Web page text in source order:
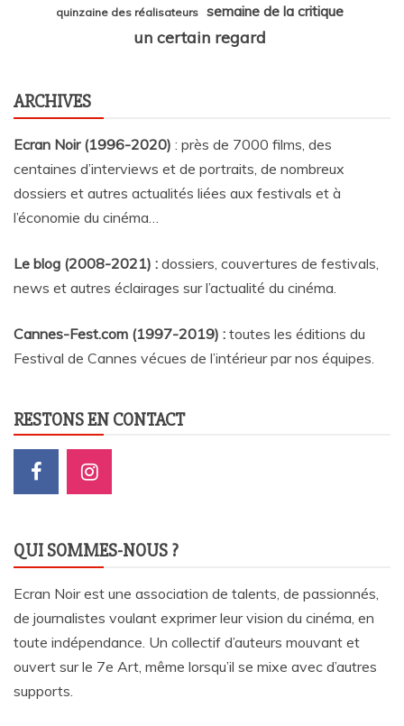
quinzaine des réalisateurs semaine de la critique
un certain regard
ARCHIVES
Ecran Noir (1996-2020) : près de 7000 films, des
centaines d’interviews et de portraits, de nombreux
dossiers et autres actualités liées aux festivals et à
l’économie du cinéma…
Le blog (2008-2021) : dossiers, couvertures de festivals,
news et autres éclairages sur l’actualité du cinéma
Cannes-Fest.com (1997-2019) : toutes les éditions du
Festival de Cannes vécues de l’intérieur par nos équipes.
RESTONS EN CONTACT
QUI SOMMES-NOUS ?
Ecran Noir est une association de talents, de passionnés,
de journalistes voulant exprimer leur vision du cinéma, en
toute indépendance. Un collectif d’auteurs mouvant et
ouvert sur le 7e Art, même lorsqu’il se mixe avec d’autres
supports.